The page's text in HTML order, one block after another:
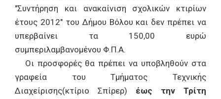
"Συντήρηση και ανακαίνιση σχολικών κτιρίων
έτους 2012" του Δήμου Βόλου και δεν πρέπει να
υπερβαίνει τα 150,00 ευρώ
συμπεριλαμβανομένου Φ.Π.Α.
Οι προσφορές θα πρέπει να υποβληθούν στα
γραφεία του Τμήματος Τεχνικής
Διαχείρισης(κτίριο Σπίρερ) έως την Τρίτη